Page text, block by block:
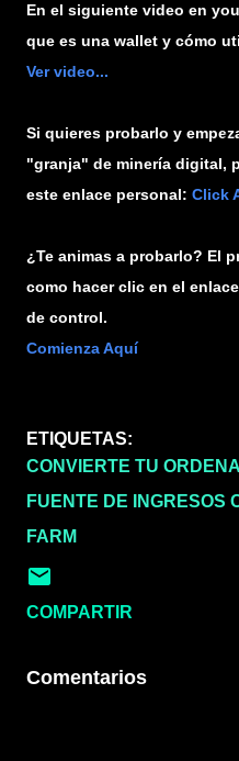
En el siguiente video en
que es una wallet y cómo
Ver video...
Si quieres probarlo y
"granja" de minería digital,
este enlace personal: Click
¿Te animas a probarlo? El
como hacer clic en el
de control.
Comienza Aquí
ETIQUETAS:
CONVIERTE TU
FUENTE DE INGRESOS
FARM
COMPARTIR
Comentarios